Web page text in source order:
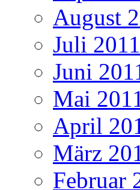
August
Juli 2011
Juni
Mai
April
März
Februar